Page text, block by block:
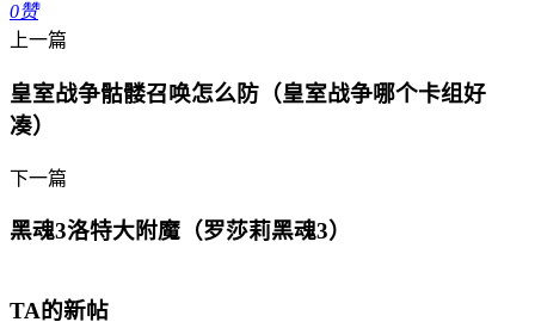
0赞
上一篇
皇室战争骷髅召唤怎么防（皇室战争哪个卡组好
凑）
下一篇
黑魂3洛特大附魔（罗莎莉黑魂3）
TA的新帖